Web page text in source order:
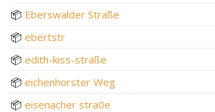
📦 Eberswalder Straße
📦 ebertstr
📦 edith-kiss-straße
📦 eichenhorster Weg
📦 eisenacher stra0e